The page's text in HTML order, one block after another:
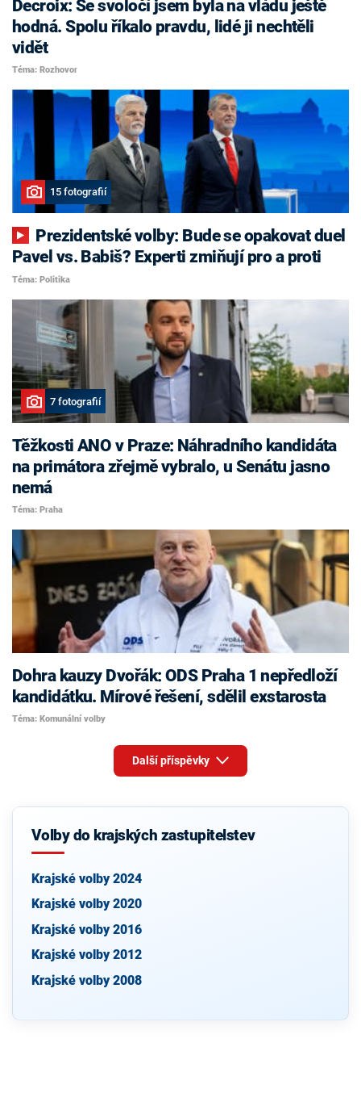
Decroix: Se svoločí jsem byla na vládu ještě
hodná. Spolu říkalo pravdu, lidé ji nechtěli
vidět
Téma: Rozhovor
15 fotografií
Pavel vs. Babiš? Experti zmiňují pro a proti
Téma: Politika
7 fotografií
Těžkosti ANO v Praze: Náhradního kandidáta
na primátora zřejmě vybralo, u Senátu jasno
nemá
Téma: Praha
Dohra kauzy Dvořák: ODS Praha 1 nepředloží
kandidátku. Mírové řešení, sdělil exstarosta
Téma: Komunální volby
Další příspěvky
Volby do krajských zastupitelstev
Krajské volby 2024
Krajské volby 2020
Krajské volby 2016
Krajské volby 2012
Krajské volby 2008